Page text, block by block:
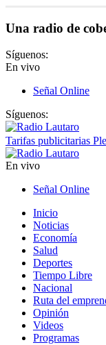
Una radio de
Síguenos:
En vivo
Señal Online
Síguenos:
Tarifas publicitarias
En vivo
Señal Online
Inicio
Noticias
Economía
Salud
Deportes
Tiempo Libre
Nacional
Ruta del
Opinión
Videos
Programas